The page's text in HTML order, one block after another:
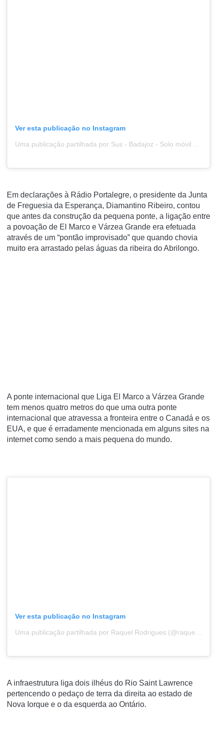
Ver esta publicação no Instagram
Uma publicação partilhada por Sus - Badajoz - Solo móvil - (@sgcampanon)
Em declarações à Rádio Portalegre, o presidente da Junta
de Freguesia da Esperança, Diamantino Ribeiro, contou
que antes da construção da pequena ponte, a ligação entre
a povoação de El Marco e Várzea Grande era efetuada
através de um “pontão improvisado” que quando chovia
muito era arrastado pelas águas da ribeira do Abrilongo.
A ponte internacional que Liga El Marco a Várzea Grande
tem menos quatro metros do que uma outra ponte
internacional que atravessa a fronteira entre o Canadá e os
EUA, e que é erradamente mencionada em alguns sites na
internet como sendo a mais pequena do mundo.
Ver esta publicação no Instagram
A infraestrutura liga dois ilhéus do Rio Saint Lawrence
pertencendo o pedaço de terra da direita ao estado de
Nova Iorque e o da esquerda ao Ontário.